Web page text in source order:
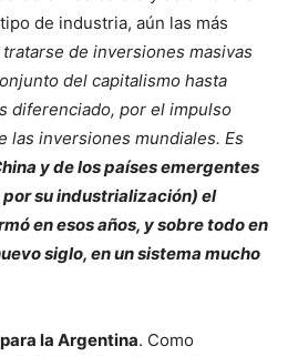
de industria, aún las más
de inversiones masivas
del capitalismo hasta
diferenciado, por el impulso
las inversiones mundiales. Es
y de los países emergentes
su industrialización) el
en esos años, y sobre todo en
siglo, en un sistema mucho
la Argentina. Como